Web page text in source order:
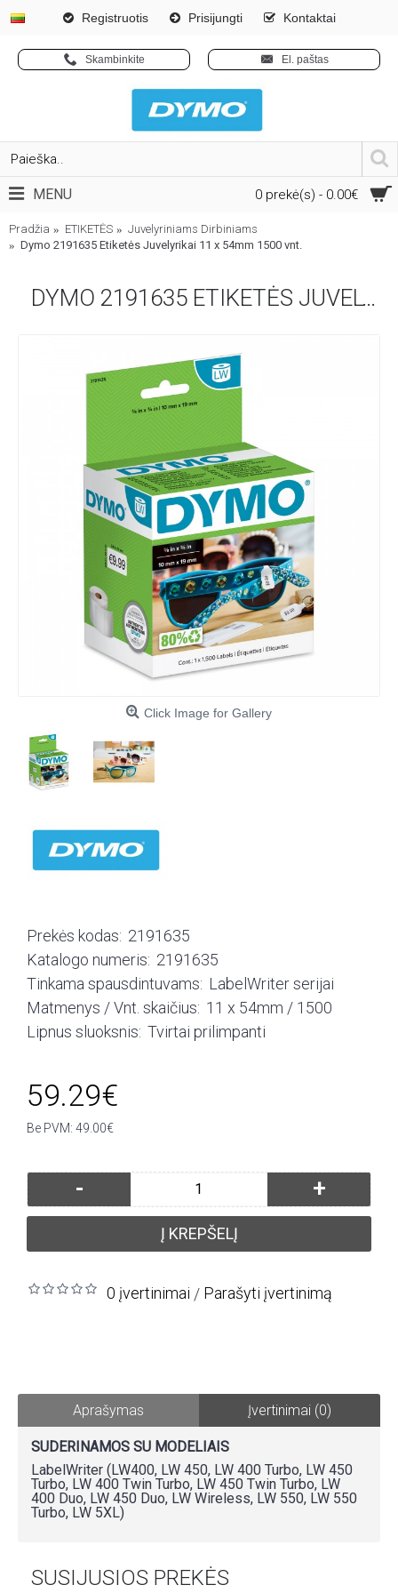
Registruotis Prisijungti Kontaktai
Skambinkite El. paštas
0 prekė(s) - 0.00€
MENU
Pradžia ETIKETĖS
Juvelyriniams Dirbiniams
Dymo 2191635 Etiketės Juvelyrikai 11 x 54mm 1500 vnt.
DYMO 2191635 ETIKETĖS JUVELYRIKAI 11 X 54MM 1500 VNT.
Click Image for Gallery
Prekės kodas: 2191635
Katalogo numeris: 2191635
Tinkama spausdintuvams: LabelWriter serijai
Matmenys / Vnt. skaičius: 11 x 54mm / 1500
Lipnus sluoksnis: Tvirtai prilimpanti
59.29€
Be PVM: 49.00€
- +
Į KREPŠELĮ
0 įvertinimai / Parašyti įvertinimą
Aprašymas Įvertinimai (0)
SUDERINAMOS SU MODELIAIS
LabelWriter (LW400, LW 450, LW 400 Turbo, LW 450
Turbo, LW 400 Twin Turbo, LW 450 Twin Turbo, LW
400 Duo, LW 450 Duo, LW Wireless, LW 550, LW 550
Turbo, LW 5XL)
SUSIJUSIOS PREKĖS